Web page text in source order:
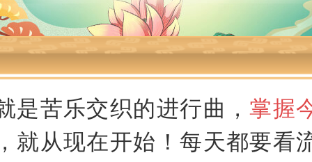
是苦乐交织的进行曲，掌握
就从现在开始！每天都要看